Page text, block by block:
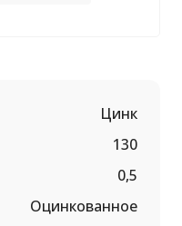
Цинк
130
0,5
Оцинкованное